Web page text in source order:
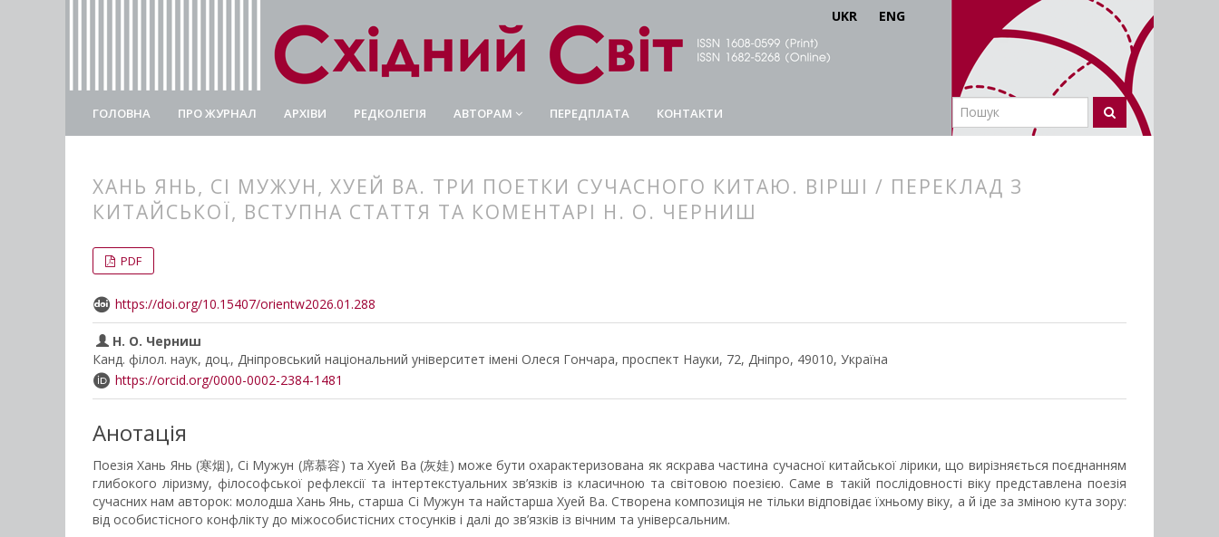
UKR ENG
ГОЛОВНА ПРО ЖУРНАЛ АРХІВИ РЕДКОЛЕГІЯ АВТОРАМ ПЕРЕДПЛАТА КОНТАКТИ
ХАНЬ ЯНЬ, СІ МУЖУН, ХУЕЙ ВА. ТРИ ПОЕТКИ СУЧАСНОГО КИТАЮ. ВІРШІ / ПЕРЕКЛАД З
КИТАЙСЬКОЇ, ВСТУПНА СТАТТЯ ТА КОМЕНТАРІ Н. О. ЧЕРНИШ
##plugins.themes.bootstrap3.article.main##
##plugins.themes.bootstrap3.article.sidebar##
PDF
https://doi.org/10.15407/orientw2026.01.288
Н. О. Черниш
Канд. філол. наук, доц., Дніпровський національний університет імені Олеся Гончара, проспект Науки, 72, Дніпро, 49010, Україна
https://orcid.org/0000-0002-2384-1481
Анотація
Поезія Хань Янь (寒烟), Сі Мужун (席慕容) та Хуей Ва (灰娃) може бути охарактеризована як яскрава частина сучасної китайської лірики, що вирізняється поєднанням
глибокого ліризму, філософської рефлексії та інтертекстуальних зв’язків із класичною та світовою поезією. Саме в такій послідовності віку представлена поезія
сучасних нам авторок: молодша Хань Янь, старша Сі Мужун та найстарша Хуей Ва. Створена композиція не тільки відповідає їхньому віку, а й іде за зміною кута зору:
від особистісного конфлікту до міжособистісних стосунків і далі до зв’язків із вічним та універсальним.